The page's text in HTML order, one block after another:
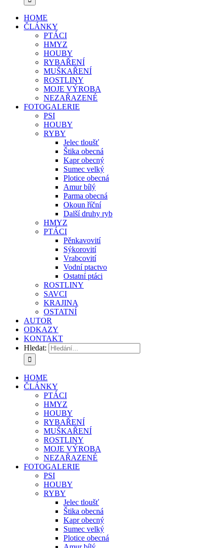
HOME
ČLÁNKY
PTÁCI
HMYZ
HOUBY
RYBAŘENÍ
MUŠKAŘENÍ
ROSTLINY
MOJE VÝROBA
NEZAŘAZENÉ
FOTOGALERIE
PSI
HOUBY
RYBY
Jelec tloušť
Štika obecná
Kapr obecný
Sumec velký
Plotice obecná
Amur bílý
Parma obecná
Okoun říční
Další druhy ryb
HMYZ
PTÁCI
Pěnkavovití
Sýkorovití
Vrabcovití
Vodní ptactvo
Ostatní ptáci
ROSTLINY
SAVCI
KRAJINA
OSTATNÍ
AUTOR
ODKAZY
KONTAKT
Hledat:
HOME
ČLÁNKY
PTÁCI
HMYZ
HOUBY
RYBAŘENÍ
MUŠKAŘENÍ
ROSTLINY
MOJE VÝROBA
NEZAŘAZENÉ
FOTOGALERIE
PSI
HOUBY
RYBY
Jelec tloušť
Štika obecná
Kapr obecný
Sumec velký
Plotice obecná